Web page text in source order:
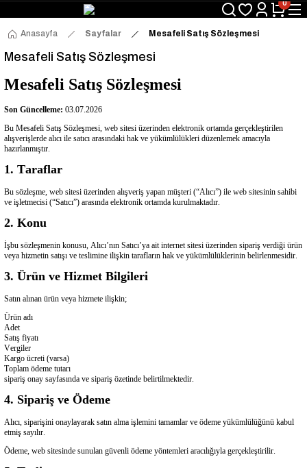
0
Anasayfa Sayfalar Mesafeli Satış Sözleşmesi
Mesafeli Satış Sözleşmesi
Mesafeli Satış Sözleşmesi
Son Güncelleme: 03.07.2026
Bu Mesafeli Satış Sözleşmesi, web sitesi üzerinden elektronik ortamda gerçekleştirilen
alışverişlerde alıcı ile satıcı arasındaki hak ve yükümlülükleri düzenlemek amacıyla
hazırlanmıştır.
1. Taraflar
Bu sözleşme, web sitesi üzerinden alışveriş yapan müşteri (“Alıcı”) ile web sitesinin sahibi
ve işletmecisi (“Satıcı”) arasında elektronik ortamda kurulmaktadır.
2. Konu
İşbu sözleşmenin konusu, Alıcı’nın Satıcı’ya ait internet sitesi üzerinden sipariş verdiği ürün
veya hizmetin satışı ve teslimine ilişkin tarafların hak ve yükümlülüklerinin belirlenmesidir.
3. Ürün ve Hizmet Bilgileri
Satın alınan ürün veya hizmete ilişkin;
Ürün adı
Adet
Satış fiyatı
Vergiler
Kargo ücreti (varsa)
Toplam ödeme tutarı
sipariş onay sayfasında ve sipariş özetinde belirtilmektedir.
4. Sipariş ve Ödeme
Alıcı, siparişini onaylayarak satın alma işlemini tamamlar ve ödeme yükümlülüğünü kabul
etmiş sayılır.
Ödeme, web sitesinde sunulan güvenli ödeme yöntemleri aracılığıyla gerçekleştirilir.